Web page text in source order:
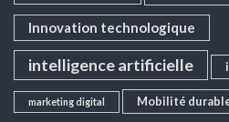
Innovation technologique
intelligence artificielle
marketing digital Mobilité